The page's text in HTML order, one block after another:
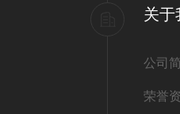
关于
公司
荣誉